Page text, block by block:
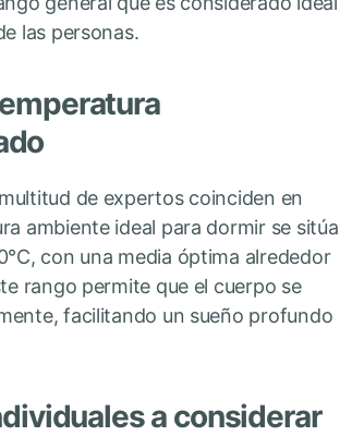
las personas.
de expertos coinciden en
ambiente ideal para dormir se sitúa
con una media óptima alrededor
rango permite que el cuerpo se
facilitando un sueño profundo
a considerar